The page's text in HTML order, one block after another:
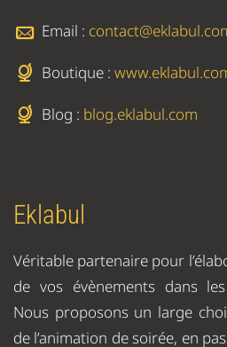
Email :
Boutique :
Blog : blog.eklabul.com
Eklabul
Véritable partenaire pour
de vos évènements dans
Nous proposons un large
de l’animation de soirée, en